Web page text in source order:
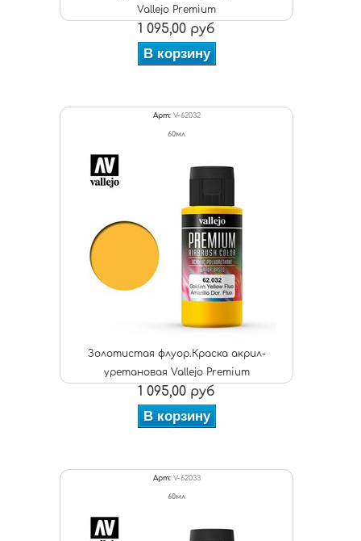
Vallejo Premium
1 095,00 руб
В корзину
Арт: V-62032
60мл
Золотистая флуор.Краска акрил-
уретановая Vallejo Premium
1 095,00 руб
В корзину
Арт: V-62033
60мл